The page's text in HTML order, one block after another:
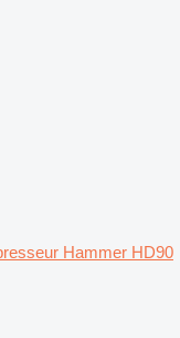
Hammer HD90